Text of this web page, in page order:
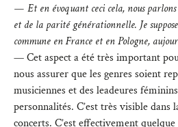
— Et en évoquant ceci cela, nous
et de la parité générationnelle. Je
commune en France et en Pologne,
— Cet aspect a été très important
nous assurer que les genres soient
musiciennes et des leadeures
personnalités. C’est très visible dans
concerts. C’est effectivement